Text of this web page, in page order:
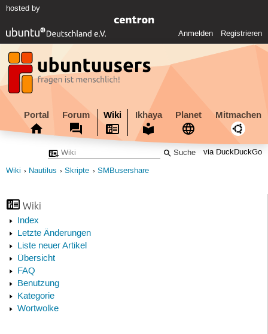
hosted by
Anmelden Registrieren
Portal Forum Wiki Ikhaya Planet Mitmachen
via DuckDuckGo
Wiki Nautilus Skripte SMBusershare
Wiki
Index
Letzte Änderungen
Liste neuer Artikel
Übersicht
FAQ
Benutzung
Kategorie
Wortwolke